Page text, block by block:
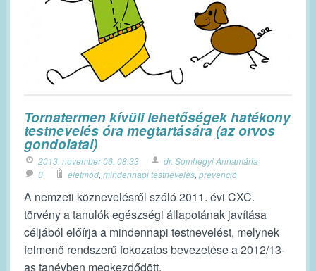
Tornatermen kívüli lehetőségek hatékony
testnevelés óra megtartására (az orvos
gondolatai)
2013. november 06. 08:33
dr. Somhegyi Annamária
0
életmód, mindennapi testnevelés, prevenció
A nemzeti köznevelésről szóló 2011. évi CXC.
törvény a tanulók egészségi állapotának javítása
céljából előírja a mindennapi testnevelést, melynek
felmenő rendszerű fokozatos bevezetése a 2012/13-
as tanévben megkezdődött.